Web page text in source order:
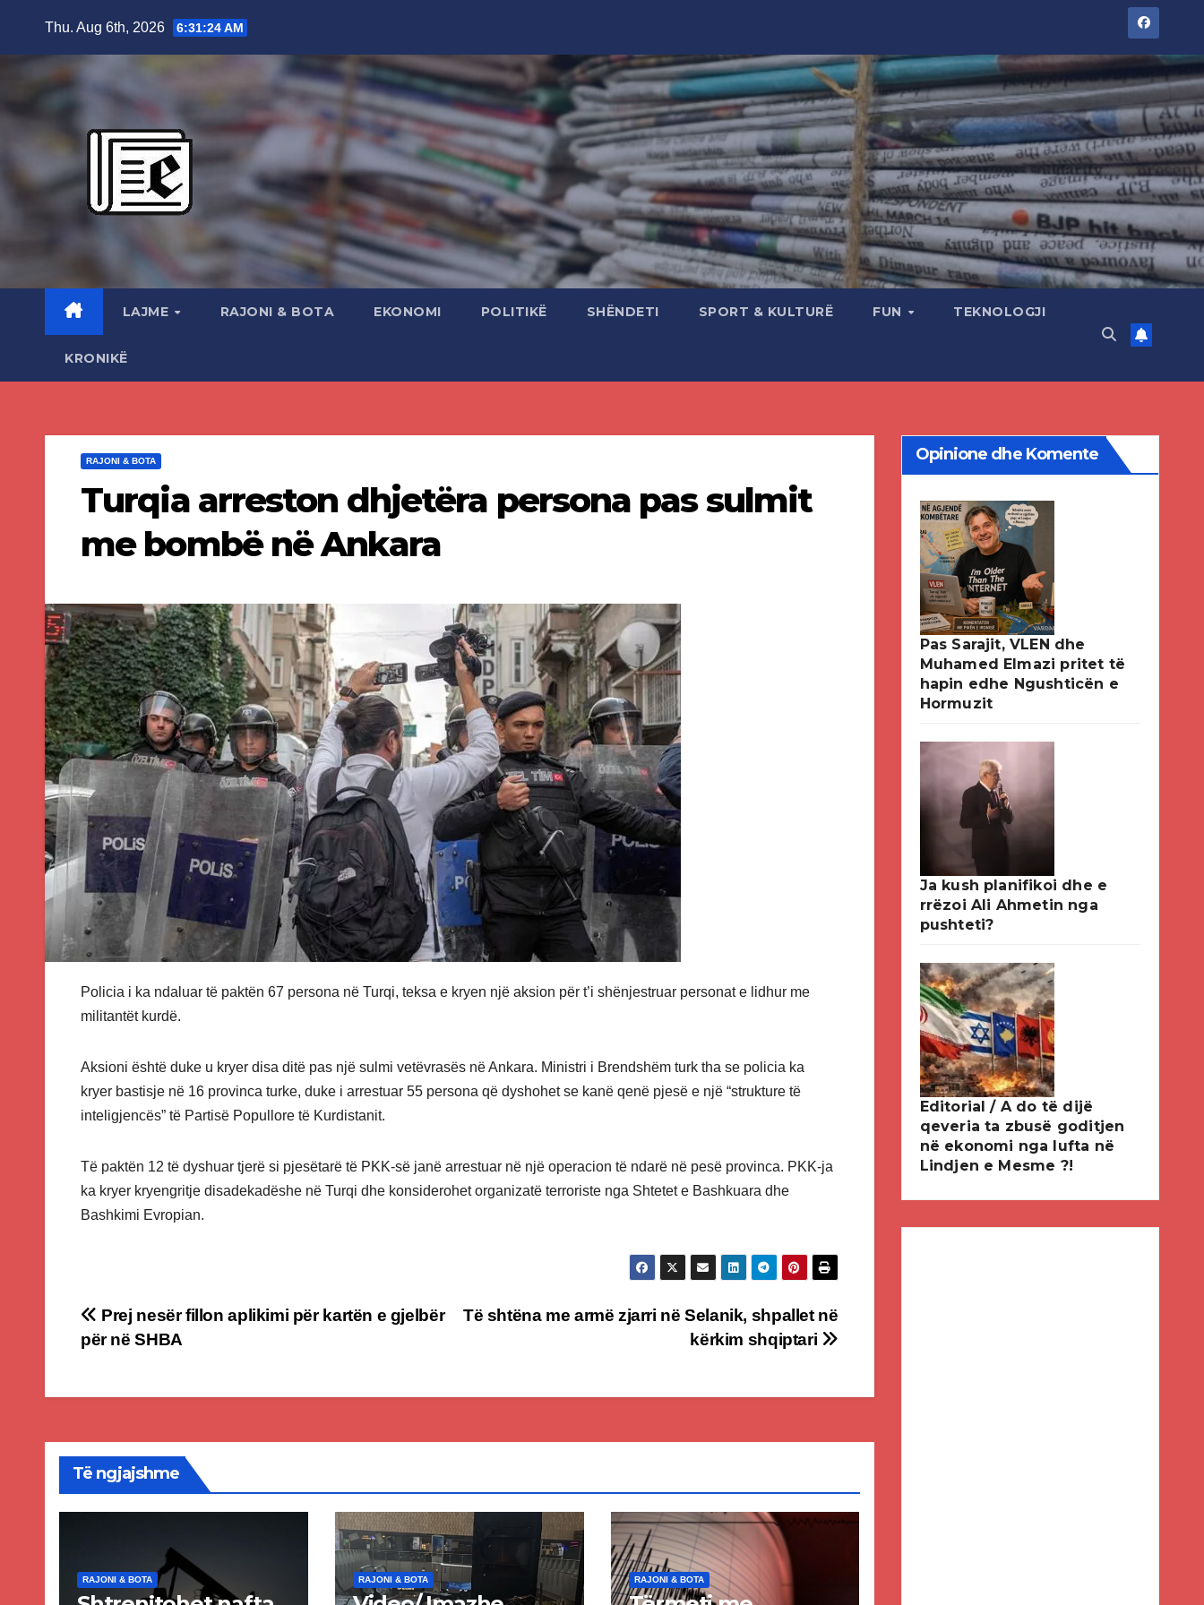
Thu. Aug 6th, 2026 6:31:25 AM
LAJME RAJONI & BOTA EKONOMI POLITIKË SHËNDETI SPORT & KULTURË FUN TEKNOLOGJI
KRONIKË
RAJONI & BOTA
Turqia arreston dhjetëra persona pas sulmit
me bombë në Ankara
Policia i ka ndaluar të paktën 67 persona në Turqi, teksa e kryen një aksion për t’i shënjestruar personat e lidhur me
militantët kurdë.
Aksioni është duke u kryer disa ditë pas një sulmi vetëvrasës në Ankara. Ministri i Brendshëm turk tha se policia ka
kryer bastisje në 16 provinca turke, duke i arrestuar 55 persona që dyshohet se kanë qenë pjesë e një “strukture të
inteligjencës” të Partisë Popullore të Kurdistanit.
Të paktën 12 të dyshuar tjerë si pjesëtarë të PKK-së janë arrestuar në një operacion të ndarë në pesë provinca. PKK-ja
ka kryer kryengritje disadekadëshe në Turqi dhe konsiderohet organizatë terroriste nga Shtetet e Bashkuara dhe
Bashkimi Evropian.
Post
navigation
Të shtëna me armë zjarri në Selanik, shpallet në
kërkim shqiptari
Prej nesër fillon aplikimi për kartën e gjelbër
për në SHBA
Të ngjajshme
RAJONI & BOTA RAJONI & BOTA RAJONI & BOTA
Opinione dhe Komente
Pas Sarajit, VLEN dhe
Muhamed Elmazi pritet të
hapin edhe Ngushticën e
Hormuzit
Ja kush planifikoi dhe e
rrëzoi Ali Ahmetin nga
pushteti?
Editorial / A do të dijë
qeveria ta zbusë goditjen
në ekonomi nga lufta në
Lindjen e Mesme ?!